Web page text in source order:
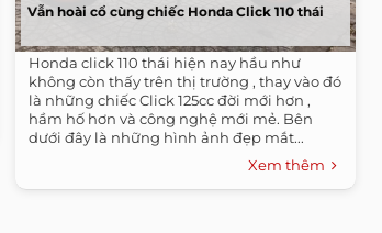
Vẫn hoài cổ cùng chiếc Honda Click 110 thái
Honda click 110 thái hiện nay hầu như
không còn thấy trên thị trường , thay vào đó
là những chiếc Click 125cc đời mới hơn ,
hầm hố hơn và công nghệ mới mẻ. Bên
dưới đây là những hình ảnh đẹp mắt...
Xem thêm